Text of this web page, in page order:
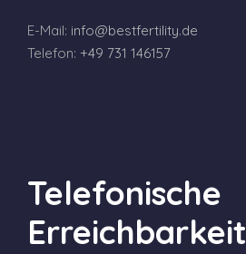
E-Mail: info@bestfertility.de
Telefon: +49 731 146157
Telefonische
Erreichbarkeit